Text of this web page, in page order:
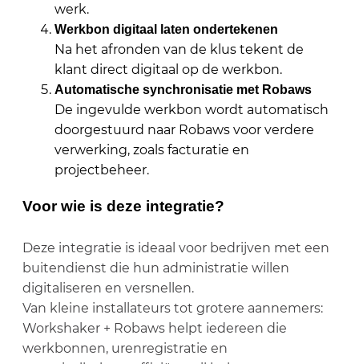
werk.
Werkbon digitaal laten ondertekenen
Na het afronden van de klus tekent de
klant direct digitaal op de werkbon.
Automatische synchronisatie met Robaws
De ingevulde werkbon wordt automatisch
doorgestuurd naar Robaws voor verdere
verwerking, zoals facturatie en
projectbeheer.
Voor wie is deze integratie?
Deze integratie is ideaal voor bedrijven met een
buitendienst die hun administratie willen
digitaliseren en versnellen.
Van kleine installateurs tot grotere aannemers:
Workshaker + Robaws helpt iedereen die
werkbonnen, urenregistratie en